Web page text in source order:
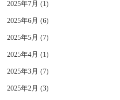
2025年7月 (1)
2025年6月 (6)
2025年5月 (7)
2025年4月 (1)
2025年3月 (7)
2025年2月 (3)